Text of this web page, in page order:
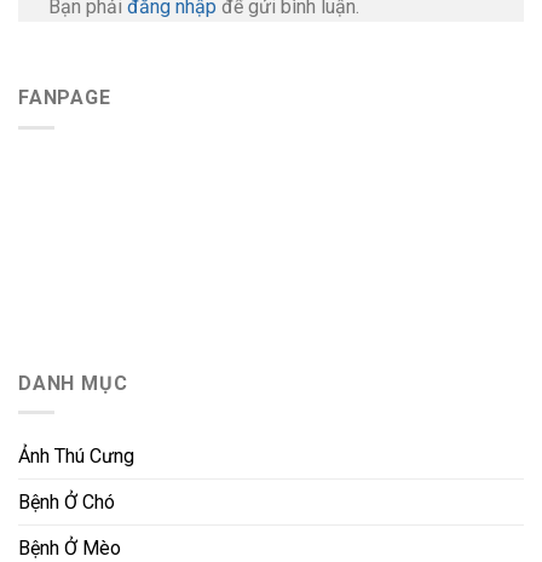
Bạn phải đăng nhập để gửi bình luận.
FANPAGE
DANH MỤC
Ảnh Thú Cưng
Bệnh Ở Chó
Bệnh Ở Mèo